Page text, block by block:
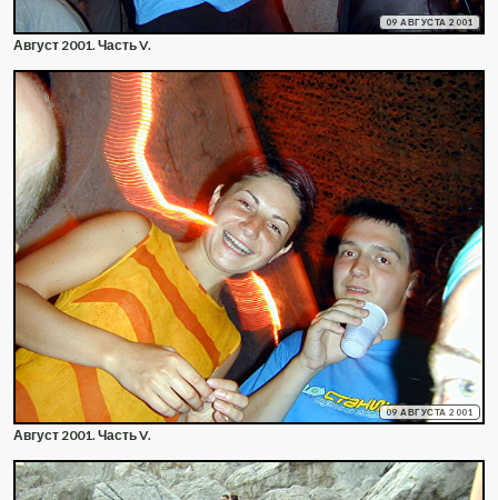
09 АВГУСТА 2001
Август 2001. Часть V.
09 АВГУСТА 2001
Август 2001. Часть V.